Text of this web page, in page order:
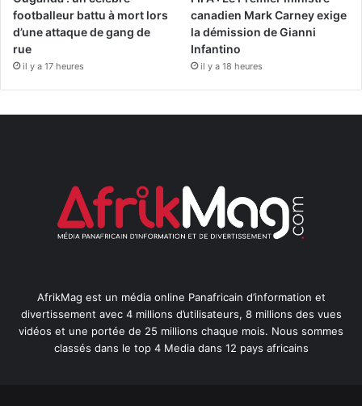
footballeur battu à mort lors
d’une attaque de gang de
rue
il y a 17 heures
canadien Mark Carney exige
la démission de Gianni
Infantino
il y a 18 heures
AfrikMag est un média online Panafricain d’information et
divertissement avec 4 millions d’utilisateurs, 8 millions des vues
vidéos et une portée de 25 millions chaque mois. Nous sommes
classés dans le top 4 Media dans 12 pays africains